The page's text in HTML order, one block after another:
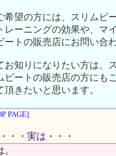
希望の方には、スリムビ
レーニングの効果や、マ
ートの販売店にお問い合
お知りになりたい方は、
ビートの販売店の方にも
きたいと思います。
PAGE]
・・実は・・・